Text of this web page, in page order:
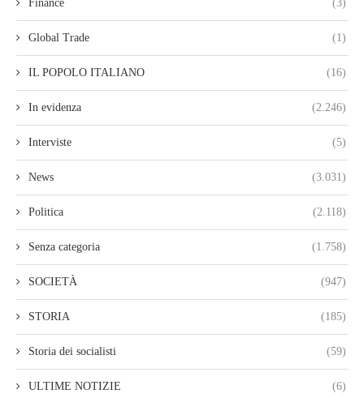
Finance (3)
Global Trade (1)
IL POPOLO ITALIANO (16)
In evidenza (2.246)
Interviste (5)
News (3.031)
Politica (2.118)
Senza categoria (1.758)
SOCIETÀ (947)
STORIA (185)
Storia dei socialisti (59)
ULTIME NOTIZIE (6)